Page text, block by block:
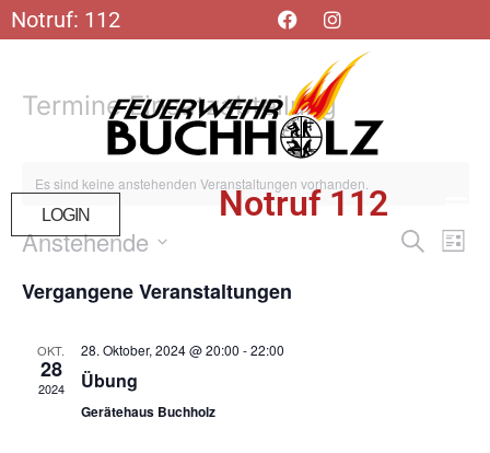
Notruf: 112
Notruf 112
LOGIN
Termine Einsatzabteilung
Es sind keine anstehenden Veranstaltungen vorhanden.
SucheListe
Anstehende
wählen.
Vergangene Veranstaltungen
OKT.
28
2024
28. Oktober, 2024 @ 20:00 -22:00
Übung
Gerätehaus Buchholz